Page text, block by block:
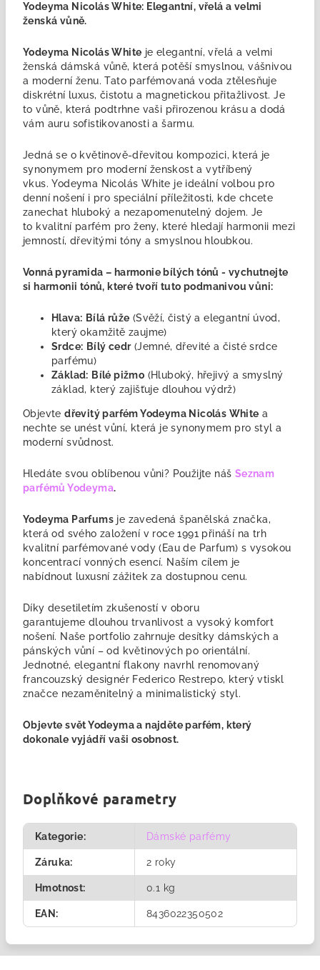
Yodeyma Nicolás White: Elegantní, vřelá a velmi
ženská vůně.
Yodeyma Nicolás White je elegantní, vřelá a velmi
ženská dámská vůně, která potěší smyslnou, vášnivou
a moderní ženu. Tato parfémovaná voda ztělesňuje
diskrétní luxus, čistotu a magnetickou přitažlivost. Je
to vůně, která podtrhne vaši přirozenou krásu a dodá
vám auru sofistikovanosti a šarmu.
Jedná se o květinově-dřevitou kompozici, která je
synonymem pro moderní ženskost a vytříbený
vkus. Yodeyma Nicolás White je ideální volbou pro
denní nošení i pro speciální příležitosti, kde chcete
zanechat hluboký a nezapomenutelný dojem. Je
to kvalitní parfém pro ženy, které hledají harmonii mezi
jemností, dřevitými tóny a smyslnou hloubkou.
Vonná pyramida – harmonie bílých tónů - vychutnejte
si harmonii tónů, které tvoří tuto podmanivou vůni:
Hlava: Bílá růže (Svěží, čistý a elegantní úvod,
který okamžitě zaujme)
Srdce: Bílý cedr (Jemné, dřevité a čisté srdce
parfému)
Základ: Bílé pižmo (Hluboký, hřejivý a smyslný
základ, který zajišťuje dlouhou výdrž)
Objevtedřevitý parfém Yodeyma Nicolás White a
nechte se unést vůní, která je synonymem pro styl a
moderní svůdnost.
Hledáte svou oblíbenou vůni? Použijte náš Seznam
parfémů Yodeyma.
Yodeyma Parfums je zavedenášpanělská značka,
která od svého založení v roce 1991 přináší na trh
kvalitní parfémované vody (Eau de Parfum) s vysokou
koncentrací vonných esencí. Naším cílem je
nabídnout luxusní zážitek za dostupnou cenu.
Díky desetiletím zkušeností v oboru
garantujeme dlouhou trvanlivost a vysoký komfort
nošení. Naše portfolio zahrnuje desítky dámských a
pánských vůní – od květinových po orientální.
Jednotné, elegantní flakony navrhl renomovaný
francouzský designér Federico Restrepo, který vtiskl
značce nezaměnitelný a minimalistický styl.
Objevte svět Yodeyma a najděteparfém, který
dokonale vyjádří vaši osobnost.
Doplňkové parametry
Kategorie: Dámské parfémy
Záruka: 2 roky
Hmotnost: 0.1 kg
EAN : 8436022350502